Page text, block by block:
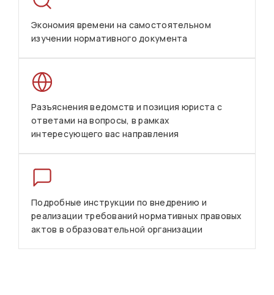
Экономия времени на самостоятельном
изучении нормативного документа
Разъяснения ведомств и позиция юриста с
ответами на вопросы, в рамках
интересующего вас направления
Подробные инструкции по внедрению и
реализации требований нормативных правовых
актов в образовательной организации